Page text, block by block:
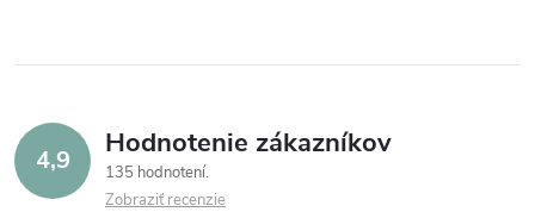
4,9 Hodnotenie zákazníkov
135 hodnotení
Zobraziť recenzie